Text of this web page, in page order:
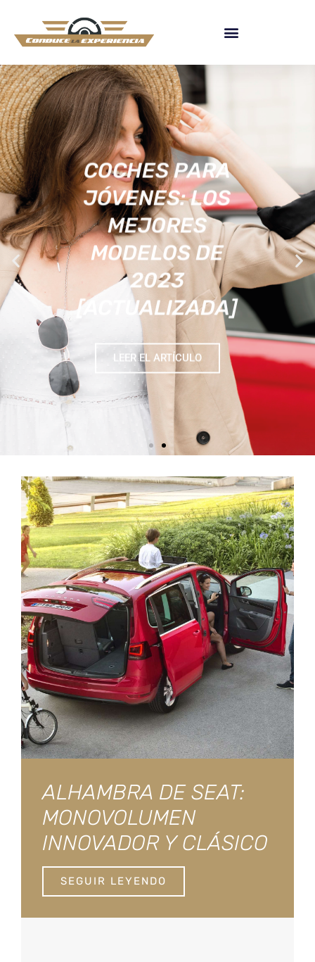
COCHES PARA
JÓVENES: LOS
MEJORES
MODELOS DE
2023
[ACTUALIZADA]
LEER EL ARTÍCULO
ALHAMBRA DE SEAT:
MONOVOLUMEN
INNOVADOR Y CLÁSICO
SEGUIR LEYENDO